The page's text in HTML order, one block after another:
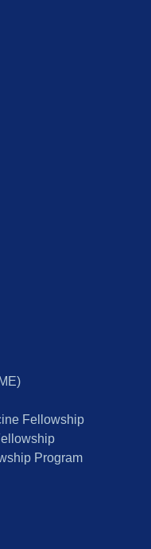
Fellowship
Program